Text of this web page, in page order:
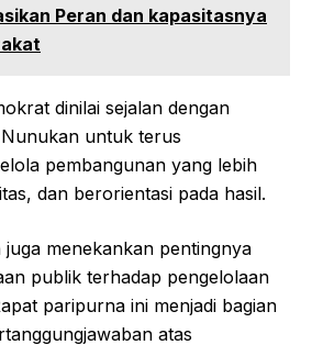
Peran dan kapasitasnya
dinilai sejalan dengan
untuk terus
pembangunan yang lebih
dan berorientasi pada hasil.
menekankan pentingnya
publik terhadap pengelolaan
paripurna ini menjadi bagian
atas